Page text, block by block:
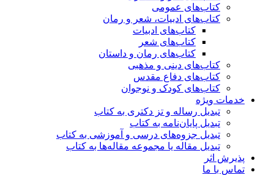
کتاب‌های عمومی
کتاب‌های ادبیات، شعر و رمان
کتاب‌های ادبیات
کتاب‌های شعر
کتاب‌های رمان و داستان
کتاب‌های دینی و مذهبی
کتاب‌های دفاع مقدس
کتاب‌های کودک و نوجوان
خدمات ویژه
تبدیل رساله و تز دکتری به کتاب
تبدیل پایان‌نامه به کتاب
تبدیل جزوه‌های درسی و آموزشی به کتاب
تبدیل مقاله یا مجموعه مقاله‌ها به کتاب
پذیرش اثر
تماس با ما